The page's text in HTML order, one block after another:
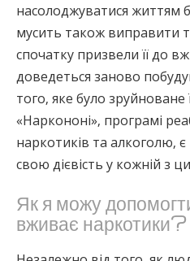
насолоджуватися життям
мусить також виправити ті
спочатку призвели її до
доведеться заново
того, яке було зруйноване
«Наркононі», програмі
наркотиків та алкоголю,
свою дієвість у кожній з
Як я можу
вживає наркотики?